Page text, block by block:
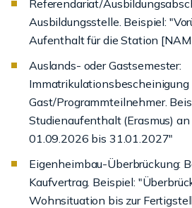
Referendariat/
Ausbildungsstelle. Beispiel:
Aufenthalt für die Station
Auslands- oder Gastsemester:
Immatrikulationsbescheinigung
Gast/Programmteilnehmer.
Studienaufenthalt (Erasmus)
01.09.2026 bis 31.01.2027"
Eigenheimbau-Überbrückung:
Kaufvertrag. Beispiel:
Wohnsituation bis zur